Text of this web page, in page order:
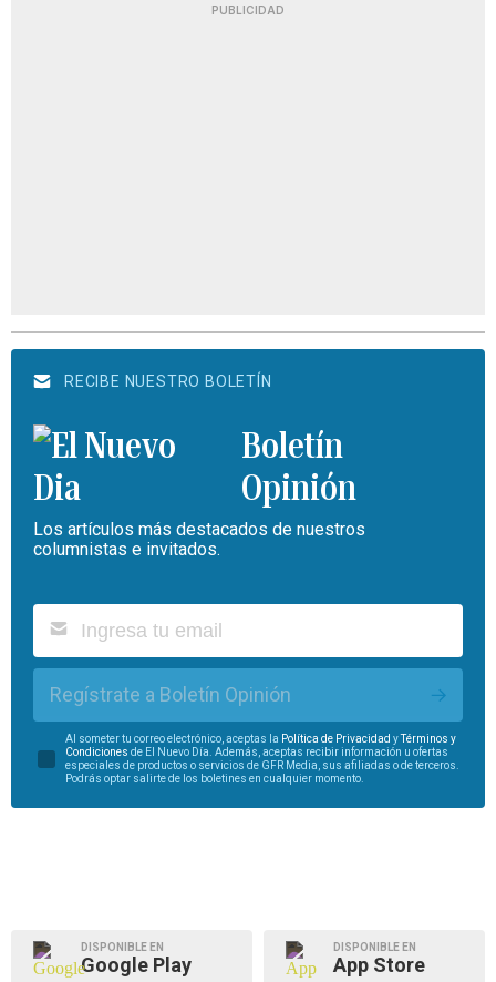
PUBLICIDAD
RECIBE NUESTRO BOLETÍN
Boletín
Opinión
Los artículos más destacados de nuestros
columnistas e invitados.
Regístrate a Boletín Opinión
Al someter tu correo electrónico, aceptas la Política de Privacidad yTérminos y
Condiciones de El Nuevo Día. Además, aceptas recibir información u ofertas
especiales de productos o servicios de GFR Media, sus afiliadas o de terceros.
Podrás optar salirte de los boletines en cualquier momento.
DISPONIBLE EN
Google Play
DISPONIBLE EN
App Store